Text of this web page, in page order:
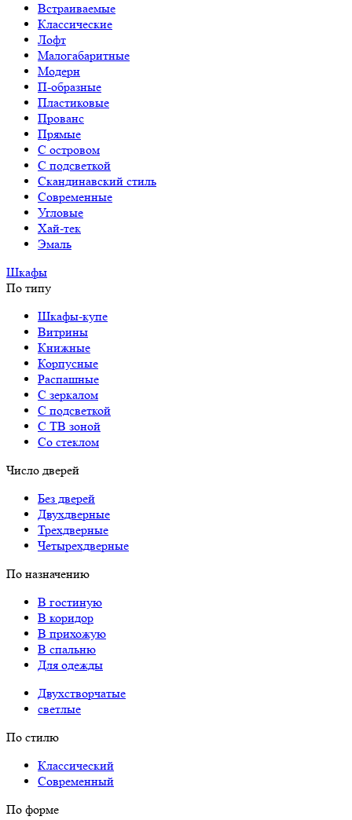
Встраиваемые
Классические
Лофт
Малогабаритные
Модерн
П-образные
Пластиковые
Прованс
Прямые
С островом
С подсветкой
Скандинавский стиль
Современные
Угловые
Хай-тек
Эмаль
Шкафы
По типу
Шкафы-купе
Витрины
Книжные
Корпусные
Распашные
С зеркалом
С подсветкой
С ТВ зоной
Со стеклом
Число дверей
Без дверей
Двухдверные
Трехдверные
Четырехдверные
По назначению
В гостиную
В коридор
В прихожую
В спальню
Для одежды
Двухстворчатые
светлые
По стилю
Классический
Современный
По форме